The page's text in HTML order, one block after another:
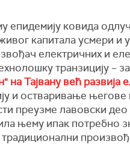
епидемију ковида
капитала усмери и
електричних и
транзицију –
на Тајвану већ развија
и остваривање његове
преузме лавовски
њему ипак потребно
традиционални